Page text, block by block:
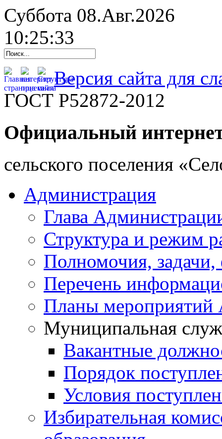
Суббота 08.Авг.2026
10:25:34
Версия сайта для
ГОСТ Р52872-2012
Официальный
cельского поселения
Администрация
Глава
Структура и режим
Полномочия,
Перечень
Планы мероприятий
Муниципальная
Вакантные
Порядок
Условия
Избирательная